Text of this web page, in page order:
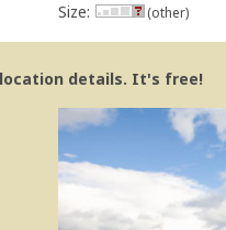
Size: (other)
location details. It's free!